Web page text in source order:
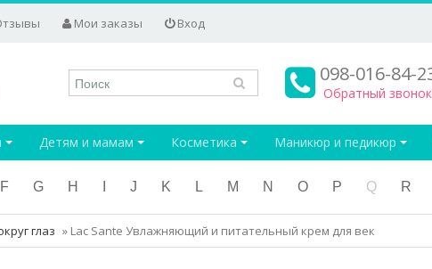
Мои заказы Вход
098-016-84-
Обратный звонок
Детям и мамам Косметика Маникюр и педикюр
F G H J K L M N O P Q R
глаз » Lac Sante Увлажняющий и питательный крем для век